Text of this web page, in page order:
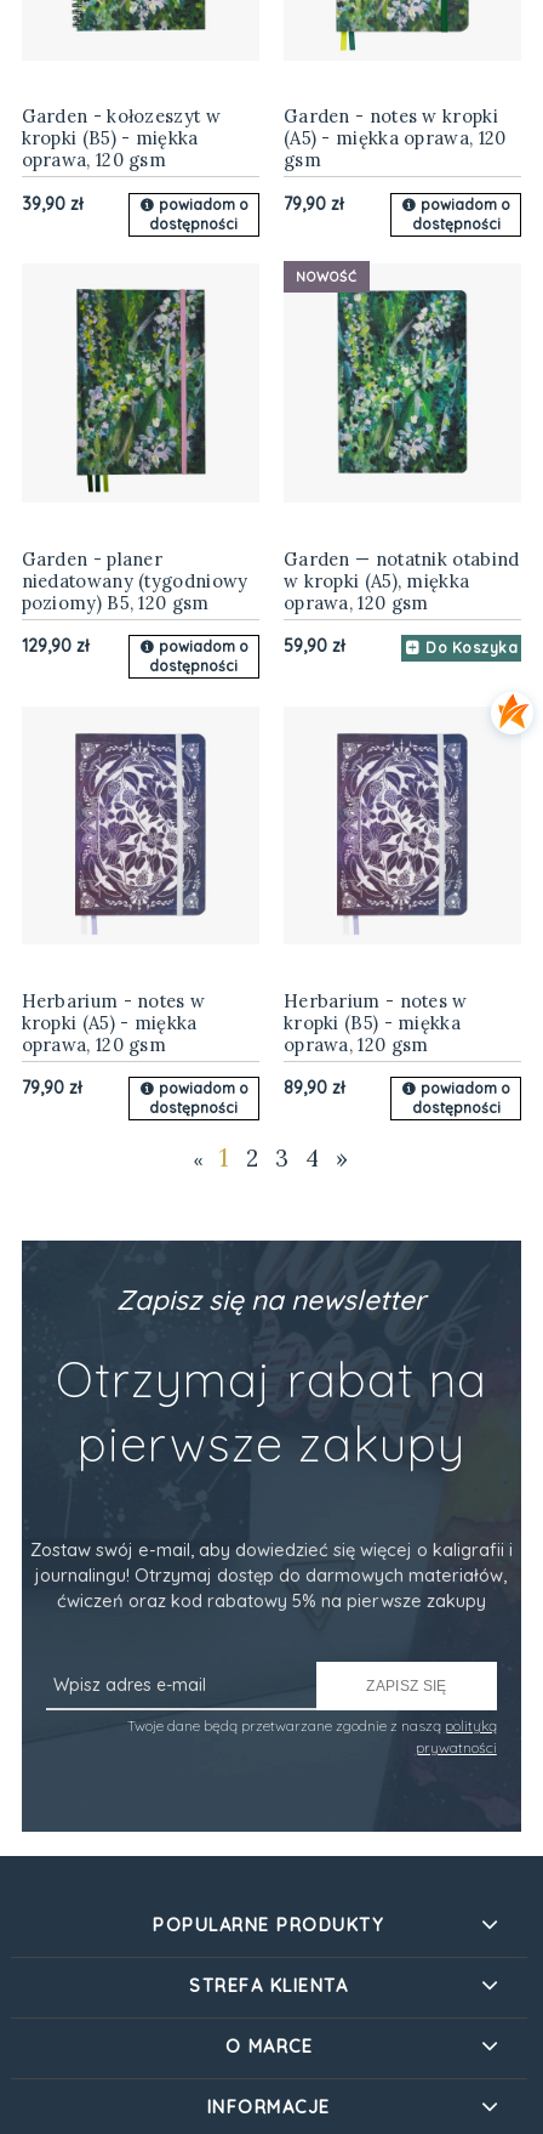
Garden - kołozeszyt w
kropki (B5) - miękka
oprawa, 120 gsm
39,90 zł
powiadom o
dostępności
Garden - notes w kropki
(A5) - miękka oprawa, 120
gsm
79,90 zł
powiadom o
dostępności
Garden - planer
niedatowany (tygodniowy
poziomy) B5, 120 gsm
129,90 zł
powiadom o
dostępności
Garden — notatnik otabind
w kropki (A5), miękka
oprawa, 120 gsm
59,90 zł Do Koszyka
NOWOŚĆ
Herbarium - notes w
kropki (A5) - miękka
oprawa, 120 gsm
79,90 zł
powiadom o
dostępności
Herbarium - notes w
kropki (B5) - miękka
oprawa, 120 gsm
89,90 zł
powiadom o
dostępności
« 1 2 3 4 »
Zapisz się na newsletter
Otrzymaj rabat na
pierwsze zakupy
Zostaw swój e-mail, aby dowiedzieć się więcej o kaligrafii i
journalingu! Otrzymaj dostęp do darmowych materiałów,
ćwiczeń oraz kod rabatowy 5% na pierwsze zakupy
ZAPISZ SIĘ
Twoje dane będą przetwarzane zgodnie z naszą polityką
prywatności
POPULARNE PRODUKTY
STREFA KLIENTA
O MARCE
INFORMACJE